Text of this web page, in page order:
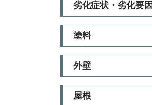
劣化症状・劣化要因
塗料
外壁
屋根